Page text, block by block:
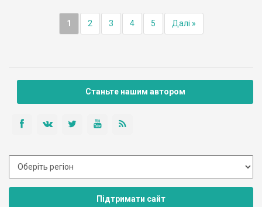
1 2 3 4 5 Далі »
Станьте нашим автором
Підтримати сайт